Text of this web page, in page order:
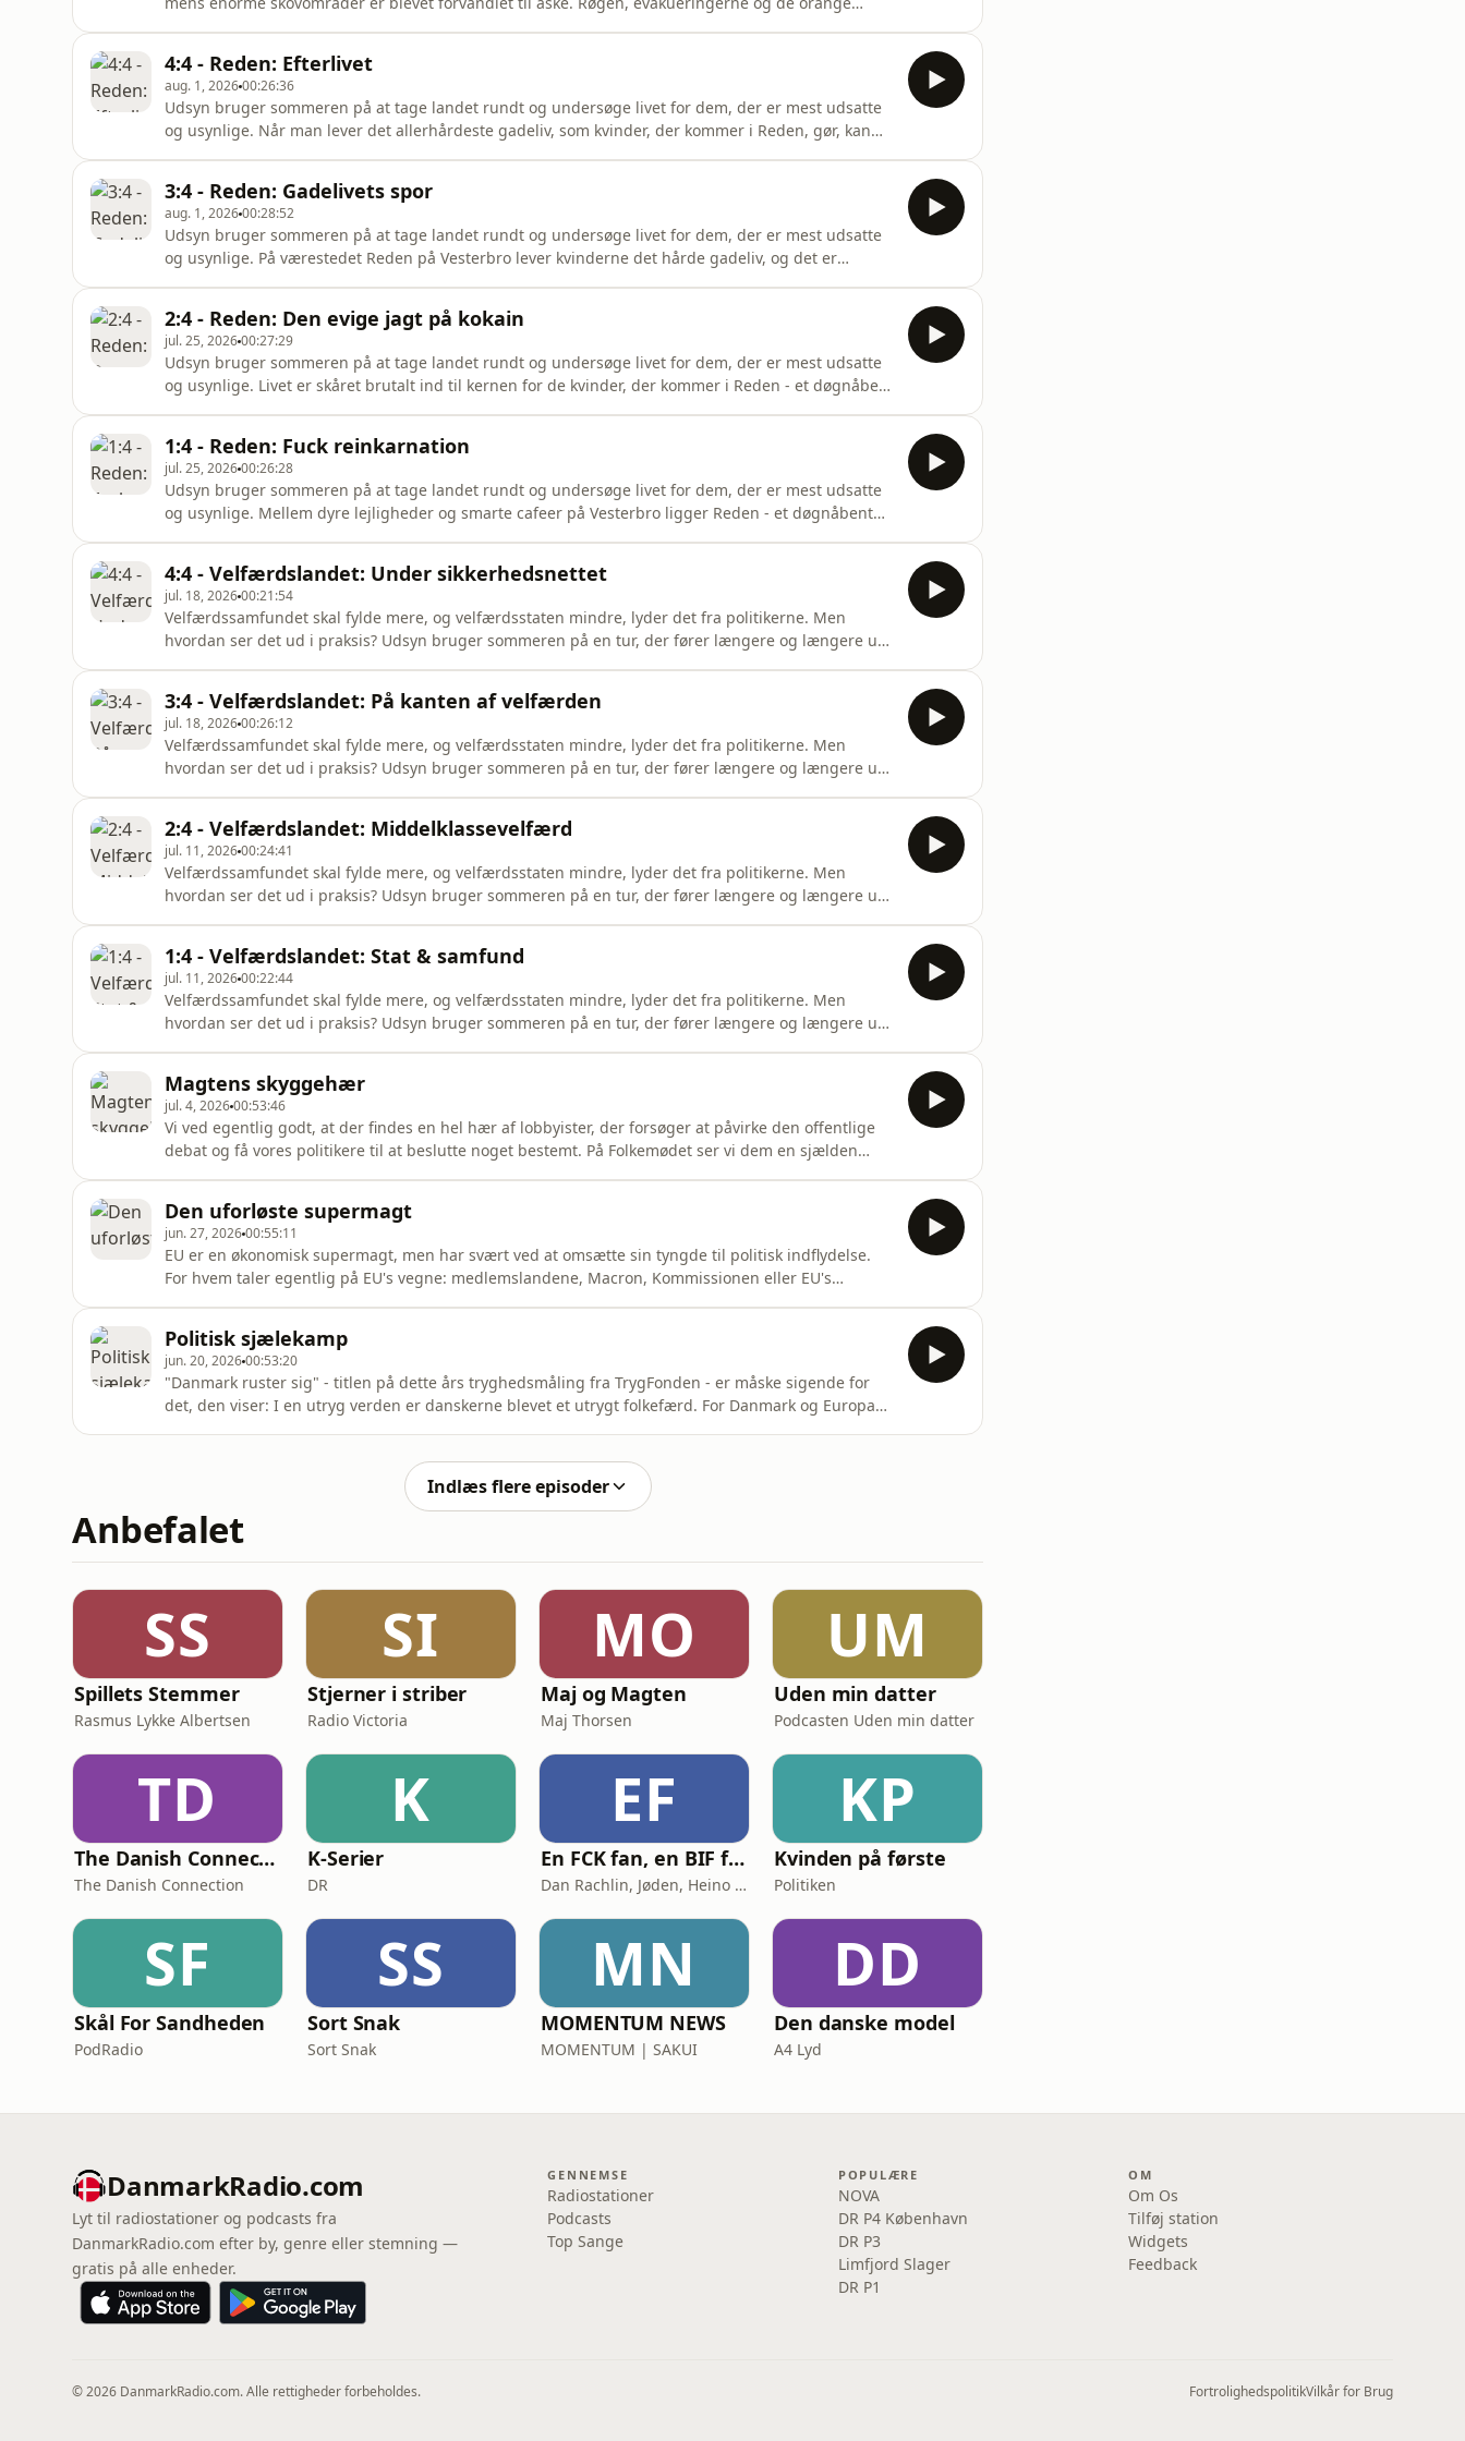
gøre, før næste gnist bliv
4:4 - Reden: Efterlivet
aug. 1, 202600:26:36
Udsyn bruger sommeren på at tage landet rundt og undersøge livet for dem, der er mest udsatte
og usynlige. Når man lever det allerhårdeste gadeliv, som kvinder, der kommer i Reden, gør, kan
tilrettelægger og klip: Henning
3:4 - Reden: Gadelivets spor
aug. 1, 202600:28:52
Udsyn bruger sommeren på at tage landet rundt og undersøge livet for dem, der er mest udsatte
og usynlige. På værestedet Reden på Vesterbro lever kvinderne det hårde gadeliv, og det er
Macdonald Due Lydd
2:4 - Reden: Den evige jagt på kokain
jul. 25, 202600:27:29
Udsyn bruger sommeren på at tage landet rundt og undersøge livet for dem, der er mest udsatte
og usynlige. Livet er skåret brutalt ind til kernen for de kvinder, der kommer i Reden - et døgnåbent
Louise i
1:4 - Reden: Fuck reinkarnation
jul. 25, 202600:26:28
Udsyn bruger sommeren på at tage landet rundt og undersøge livet for dem, der er mest udsatte
og usynlige. Mellem dyre lejligheder og smarte cafeer på Vesterbro ligger Reden - et døgnåbent
journalist, H
4:4 - Velfærdslandet: Under sikkerhedsnettet
jul. 18, 202600:21:54
Velfærdssamfundet skal fylde mere, og velfærdsstaten mindre, lyder det fra politikerne. Men
hvordan ser det ud i praksis? Udsyn bruger sommeren på en tur, der fører længere og længere ud
Næstehjælperne, et netværk, hvor
3:4 - Velfærdslandet: På kanten af velfærden
jul. 18, 202600:26:12
Velfærdssamfundet skal fylde mere, og velfærdsstaten mindre, lyder det fra politikerne. Men
hvordan ser det ud i praksis? Udsyn bruger sommeren på en tur, der fører længere og længere ud
lede. Men hvad sker d
2:4 - Velfærdslandet: Middelklassevelfærd
jul. 11, 202600:24:41
Velfærdssamfundet skal fylde mere, og velfærdsstaten mindre, lyder det fra politikerne. Men
hvordan ser det ud i praksis? Udsyn bruger sommeren på en tur, der fører længere og længere ud
rækker ud. Og måsk
1:4 - Velfærdslandet: Stat & samfund
jul. 11, 202600:22:44
Velfærdssamfundet skal fylde mere, og velfærdsstaten mindre, lyder det fra politikerne. Men
hvordan ser det ud i praksis? Udsyn bruger sommeren på en tur, der fører længere og længere ud
åben dør. Parasollen e
Magtens skyggehær
jul. 4, 202600:53:46
Vi ved egentlig godt, at der findes en hel hær af lobbyister, der forsøger at påvirke den offentlige
debat og få vores politikere til at beslutte noget bestemt. På Folkemødet ser vi dem en sjælden
kameraernes
Den uforløste supermagt
jun. 27, 202600:55:11
EU er en økonomisk supermagt, men har svært ved at omsætte sin tyngde til politisk indflydelse.
For hvem taler egentlig på EU's vegne: medlemslandene, Macron, Kommissionen eller EU's
spørger Derek Beach, professor i
Politisk sjælekamp
jun. 20, 202600:53:20
"Danmark ruster sig" - titlen på dette års tryghedsmåling fra TrygFonden - er måske sigende for
det, den viser: I en utryg verden er danskerne blevet et utrygt folkefærd. For Danmark og Europa
Indlæs flere episoder
Anbefalet
SS
Spillets Stemmer
Rasmus Lykke Albertsen
SI
Stjerner i striber
Radio Victoria
MO
Maj og Magten
Maj Thorsen
UM
Uden min datter
Podcasten Uden min datter
TD
The Danish Connection
The Danish Connection
K
K-Serier
DR
EF
En FCK fan, en BIF fan og en AGF fan går ind på en bar
Dan Rachlin, Jøden, Heino Hansen
KP
Kvinden på første
Politiken
SF
Skål For Sandheden
PodRadio
SS
Sort Snak
Sort Snak
MN
MOMENTUM NEWS
MOMENTUM | SAKUI
DD
Den danske model
A4 Lyd
DanmarkRadio.com
Lyt til radiostationer og podcasts fra
DanmarkRadio.com efter by, genre eller stemning —
gratis på alle enheder.
GENNEMSE
Radiostationer
Podcasts
Top Sange
POPULÆRE
NOVA
DR P4 København
DR P3
Limfjord Slager
DR P1
OM
Om Os
Tilføj station
Widgets
Feedback
© 2026 DanmarkRadio.com. Alle rettigheder forbeholdes. FortrolighedspolitikVilkår for Brug